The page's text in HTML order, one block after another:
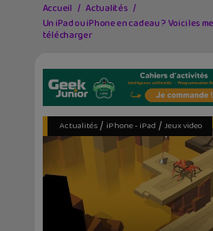
Accueil
Actualités
Un iPad ou iPhone en cadeau ? Voici les
télécharger
Actualités/ iPhone - iPad / Jeux video